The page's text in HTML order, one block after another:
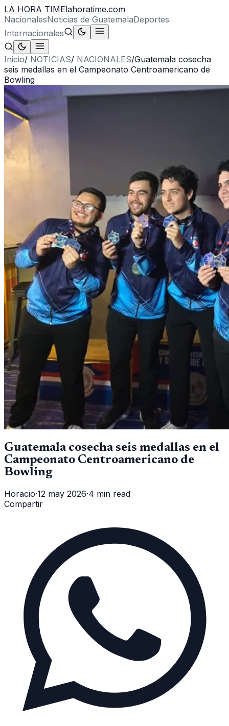
LA HORA TIMElahoratime.com
NacionalesNoticias de GuatemalaDeportes
Internacionales
Inicio/ NOTICIAS/ NACIONALES/Guatemala cosecha
seis medallas en el Campeonato Centroamericano de
Bowling
Guatemala cosecha seis medallas en el
Campeonato Centroamericano de
Bowling
Horacio·12 may 2026·4 min read
Compartir